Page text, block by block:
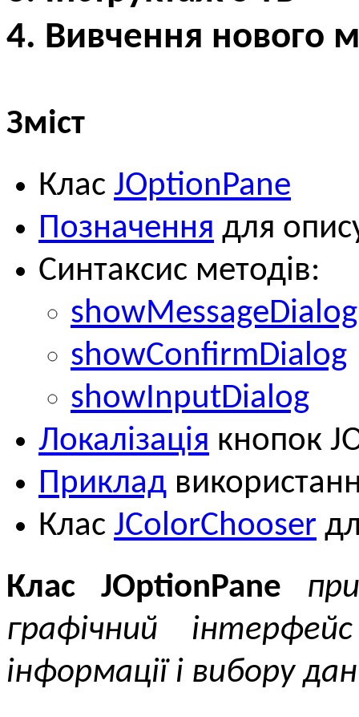
4. Вивчення нового
Зміст
Клас JOptionPane
Позначення для
Синтаксис методів:
showMessageDialog
showConfirmDialog
showInputDialog
Локалізація кнопок
Приклад
Клас JColorChooser
Клас JOptionPane
графічний
інформації і вибору